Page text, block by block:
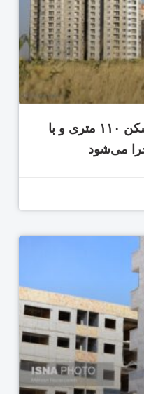
پروژه‌های نهضت ملی مسکن ۱۱۰ متری و با